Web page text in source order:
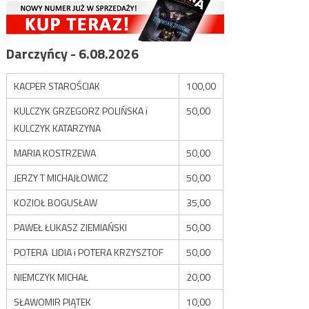
Darczyńcy - 6.08.2026
KACPER STAROŚCIAK
100,00
KULCZYK GRZEGORZ POLIŃSKA i
KULCZYK KATARZYNA
50,00
MARIA KOSTRZEWA
50,00
JERZY T MICHAJŁOWICZ
50,00
KOZIOŁ BOGUSŁAW
35,00
PAWEŁ ŁUKASZ ZIEMIAŃSKI
50,00
POTERA LIDIA i POTERA KRZYSZTOF
50,00
NIEMCZYK MICHAŁ
20,00
SŁAWOMIR PIĄTEK
10,00